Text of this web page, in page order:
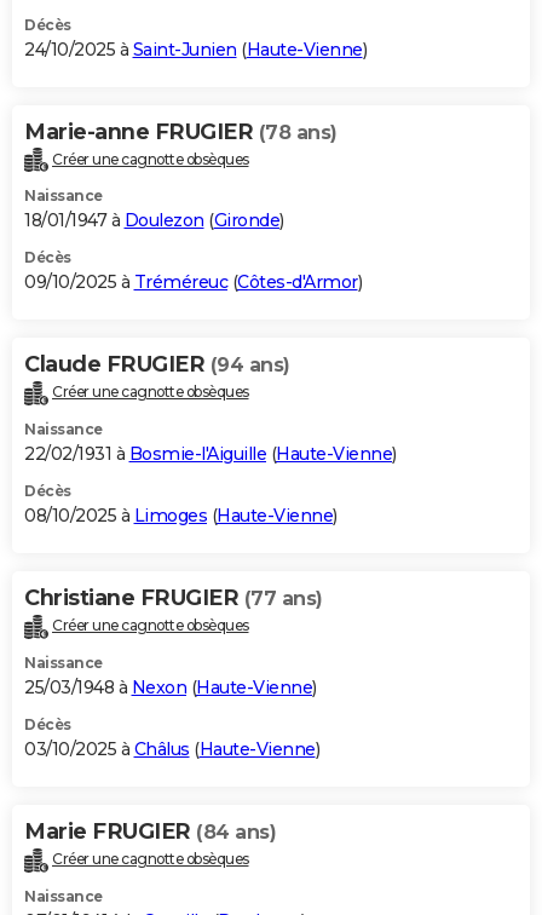
Décès
24/10/2025 à Saint-Junien (Haute-Vienne)
Marie-anne FRUGIER (78 ans)
Créer une cagnotte obsèques
Naissance
18/01/1947 à Doulezon (Gironde)
Décès
09/10/2025 à Tréméreuc(Côtes-d'Armor)
Claude FRUGIER (94 ans)
Créer une cagnotte obsèques
Naissance
22/02/1931 à Bosmie-l'Aiguille (Haute-Vienne)
Décès
08/10/2025 à Limoges (Haute-Vienne)
Christiane FRUGIER (77 ans)
Créer une cagnotte obsèques
Naissance
25/03/1948 à Nexon (Haute-Vienne)
Décès
03/10/2025 à Châlus (Haute-Vienne)
Marie FRUGIER (84 ans)
Créer une cagnotte obsèques
Naissance